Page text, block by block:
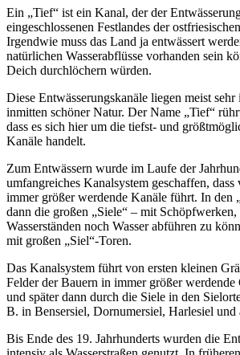
Ein „Tief“ ist ein Kanal, der der
eingeschlossenen Festlandes der
Irgendwie muss das Land ja entwässert
natürlichen Wasserabflüsse vorhanden sein
Deich durchlöchern würden.
Diese Entwässerungskanäle liegen meist
inmitten schöner Natur. Der Name „Tief“
dass es sich hier um die tiefst- und
Kanäle handelt.
Zum Entwässern wurde im Laufe der
umfangreiches Kanalsystem geschaffen,
immer größer werdende Kanäle führt. In den
dann die großen „Siele“ – mit
Wasserständen noch Wasser abführen zu
mit großen „Siel“-Toren.
Das Kanalsystem führt von ersten kleinen
Felder der Bauern in immer größer werdende
und später dann durch die Siele in den
B. in Bensersiel, Dornumersiel, Harlesiel und
Bis Ende des 19. Jahrhunderts wurden die